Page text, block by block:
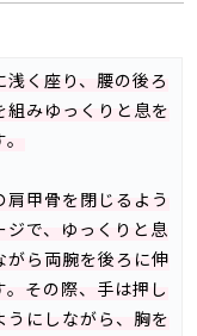
く座り、腰の後ろ
組みゆっくりと息を
甲骨を閉じるよう
ジで、ゆっくりと息
がら両腕を後ろに伸
。その際、手は押し
うにしながら、胸を